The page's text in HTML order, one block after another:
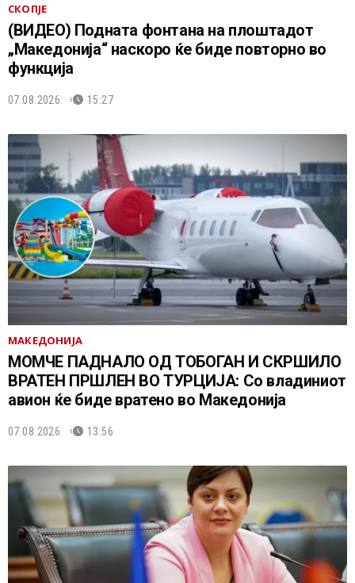
СКОПЈЕ
(ВИДЕО) Подната фонтана на плоштадот
„Македонија“ наскоро ќе биде повторно во
функција
07.08.2026. 15:27
МАКЕДОНИЈА
МОМЧЕ ПАДНАЛО ОД ТОБОГАН И СКРШИЛО
ВРАТЕН ПРШЛЕН ВО ТУРЦИЈА: Со владиниот
авион ќе биде вратено во Македонија
07.08.2026. 13:56